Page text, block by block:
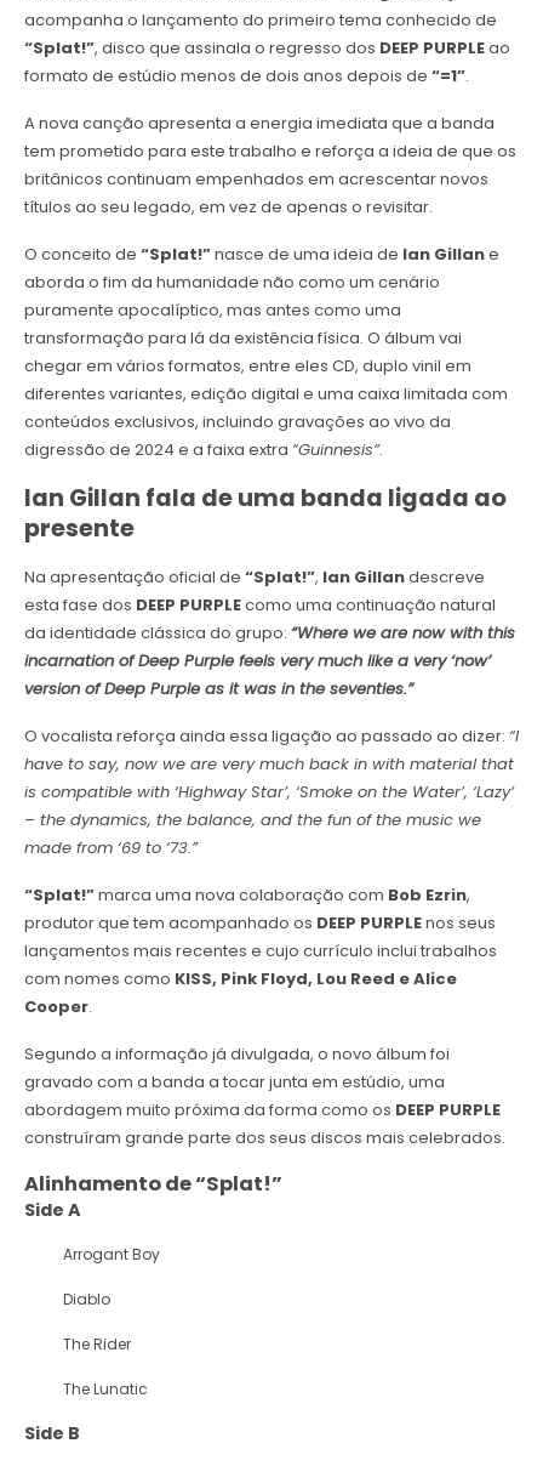
acompanha o lançamento do primeiro tema conhecido de
“Splat!”, disco que assinala o regresso dos DEEP PURPLEao
formato de estúdio menos de dois anos depois de “=1”.
A nova canção apresenta a energia imediata que a banda
tem prometido para este trabalho e reforça a ideia de que os
britânicos continuam empenhados em acrescentar novos
títulos ao seu legado, em vez de apenas o revisitar.
O conceito de “Splat!”nasce de uma ideia de Ian Gillane
aborda o fim da humanidade não como um cenário
puramente apocalíptico, mas antes como uma
transformação para lá da existência física. O álbum vai
chegar em vários formatos, entre eles CD, duplo vinil em
diferentes variantes, edição digital e uma caixa limitada com
conteúdos exclusivos, incluindo gravações ao vivo da
digressão de 2024 e a faixa extra “Guinnesis”.
Ian Gillan fala de uma banda ligada ao
presente
Na apresentação oficial de “Splat!”, Ian Gillandescreve
esta fase dos DEEP PURPLEcomo uma continuação natural
da identidade clássica do grupo: “Where we are now with this
incarnation of Deep Purple feels very much like a very ‘now’
version of Deep Purple as it was in the seventies.”
O vocalista reforça ainda essa ligação ao passado ao dizer: “I
have to say, now we are very much back in with material that
is compatible with ‘Highway Star’, ‘Smoke on the Water’, ‘Lazy’
– the dynamics, the balance, and the fun of the music we
made from ‘69 to ‘73.”
“Splat!”marca uma nova colaboração com Bob Ezrin,
produtor que tem acompanhado os DEEP PURPLEnos seus
lançamentos mais recentes e cujo currículo inclui trabalhos
com nomes como KISS, Pink Floyd, Lou Reed e Alice
Cooper.
Segundo a informação já divulgada, o novo álbum foi
gravado com a banda a tocar junta em estúdio, uma
abordagem muito próxima da forma como os DEEP PURPLE
construíram grande parte dos seus discos mais celebrados.
Alinhamento de “Splat!”
Side A
Arrogant Boy
Diablo
The Rider
The Lunatic
Side B